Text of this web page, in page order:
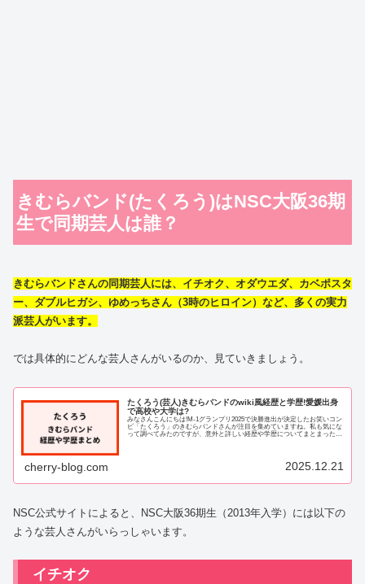
きむらバンド(たくろう)はNSC大阪36期
生で同期芸人は誰？
きむらバンドさんの同期芸人には、イチオク、オダウエダ、カベポスタ
ー、ダブルヒガシ、ゆめっちさん（3時のヒロイン）など、多くの実力
派芸人がいます。
では具体的にどんな芸人さんがいるのか、見ていきましょう。
たくろう(芸人)きむらバンドのwiki風経歴と学歴!愛媛出身
で高校や大学は?
みなさんこんにちは!M-1グランプリ2025で決勝進出が決定したお笑いコン
ビ「たくろう」のきむらバンドさんが注目を集めていますね。私も気にな
って調べてみたのですが、意外と詳しい経歴や学歴についてまとまった情
cherry-blog.com 2025.12.21
NSC公式サイトによると、NSC大阪36期生（2013年入学）には以下の
ような芸人さんがいらっしゃいます。
イチオク